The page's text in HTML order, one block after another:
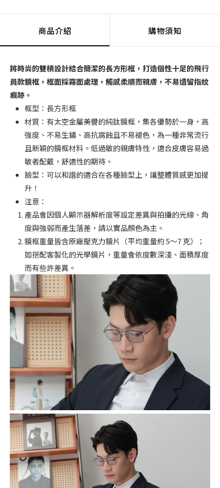
商品介紹 購物須知
將時尚的雙槓設計結合簡潔的長方形框，打造個性十足的飛行
員款鏡框，框面採霧面處理，觸感柔順而親膚，不易遺留指紋
痕跡。
框型：長方形框
材質：有太空金屬美譽的純鈦鏡框，集各優勢於一身，高
強度、不易生鏽、高抗腐蝕且不易褪色，為一種非常流行
且新穎的鏡框材料。低過敏的親膚特性，適合皮膚容易過
敏者配戴，舒適性的期待。
臉型：可以和諧的適合在各種臉型上，讓整體質感更加提
升！
注意：
產品會因個人顯示器解析度等設定差異與拍攝的光線、角
度與強弱而產生落差，請以實品顏色為主。
鏡框重量皆含原廠壓克力鏡片（平均重量約 5～7 克）；
如搭配客製化的光學鏡片，重量會依度數深淺、面積厚度
而有些許差異。